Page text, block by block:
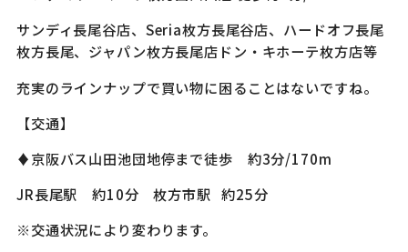
サンディ長尾谷店、Seria枚方長尾谷店、ハードオフ長尾
枚方長尾、ジャパン枚方長尾店ドン・キホーテ枚方店等
充実のラインナップで買い物に困ることはないですね。
【交通】
♦京阪バス山田池団地停まで徒歩 約3分/170m
JR長尾駅 約10分 枚方市駅 約25分
※交通状況により変わります。